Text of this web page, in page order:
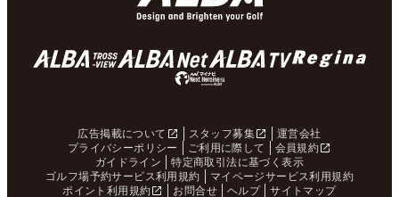
広告掲載について スタッフ募集
運営会社
プライバシーポリシー
ご利用に際して
会員規約
ガイドライン
特定商取引法に基づく表示
ゴルフ場予約サービス利用規約
マイページサービス利用規約
ポイント利用規約
お問合せ ヘルプ サイトマップ